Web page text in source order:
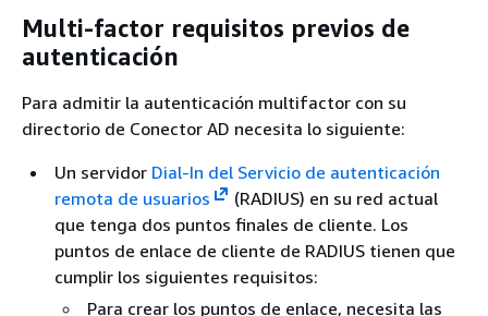
Multi-factor requisitos previos de
autenticación
Para admitir la autenticación multifactor con su
directorio de Conector AD necesita lo siguiente:
Un servidor Dial-In del Servicio de autenticación
remota de usuarios
(RADIUS) en su red actual
que tenga dos puntos finales de cliente. Los
puntos de enlace de cliente de RADIUS tienen que
cumplir los siguientes requisitos:
Para crear los puntos de enlace, necesita las